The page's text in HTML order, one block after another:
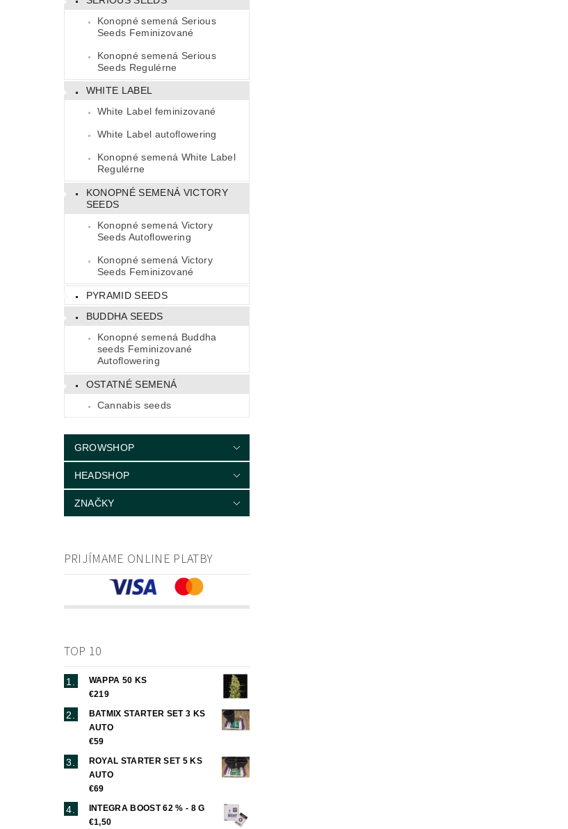
Konopné semená Serious
Seeds Feminizované
Konopné semená Serious
Seeds Regulérne
WHITE LABEL
White Label feminizované
White Label autoflowering
Konopné semená White Label
Regulérne
KONOPNÉ SEMENÁ VICTORY
SEEDS
Konopné semená Victory
Seeds Autoflowering
Konopné semená Victory
Seeds Feminizované
PYRAMID SEEDS
BUDDHA SEEDS
Konopné semená Buddha
seeds Feminizované
Autoflowering
OSTATNÉ SEMENÁ
Cannabis seeds
GROWSHOP
HEADSHOP
ZNAČKY
PRIJÍMAME ONLINE PLATBY
TOP 10
WAPPA 50 KS
€219
BATMIX STARTER SET 3 KS
AUTO
€59
ROYAL STARTER SET 5 KS
AUTO
€69
INTEGRA BOOST 62 % - 8 G
€1,50